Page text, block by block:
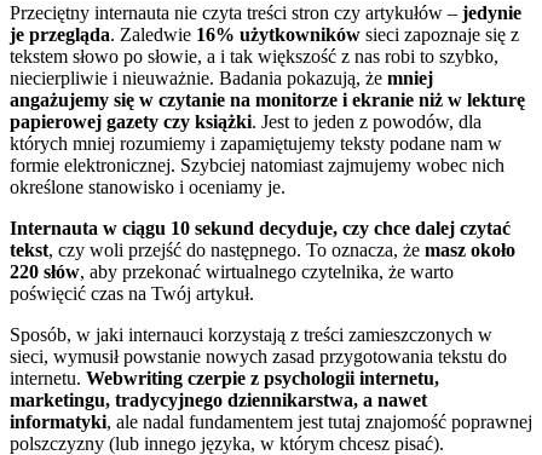
Przeciętny internauta nie czyta treści stron czy artykułów – jedynie
je przegląda. Zaledwie 16% użytkowników sieci zapoznaje się z
tekstem słowo po słowie, a i tak większość z nas robi to szybko,
niecierpliwie i nieuważnie. Badania pokazują, że mniej
angażujemy się w czytanie na monitorze i ekranie niż w lekturę
papierowej gazety czy książki. Jest to jeden z powodów, dla
których mniej rozumiemy i zapamiętujemy teksty podane nam w
formie elektronicznej. Szybciej natomiast zajmujemy wobec nich
określone stanowisko i oceniamy je.
Internauta w ciągu 10 sekund decyduje, czy chce dalej czytać
tekst, czy woli przejść do następnego. To oznacza, że masz około
220 słów, aby przekonać wirtualnego czytelnika, że warto
poświęcić czas na Twój artykuł.
Sposób, w jaki internauci korzystają z treści zamieszczonych w
sieci, wymusił powstanie nowych zasad przygotowania tekstu do
internetu. Webwriting czerpie z psychologii internetu,
marketingu, tradycyjnego dziennikarstwa, a nawet
informatyki, ale nadal fundamentem jest tutaj znajomość poprawnej
polszczyzny (lub innego języka, w którym chcesz pisać).